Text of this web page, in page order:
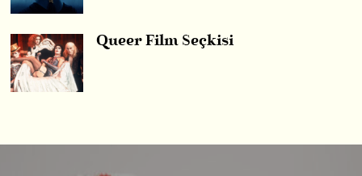
Queer Film Seçkisi